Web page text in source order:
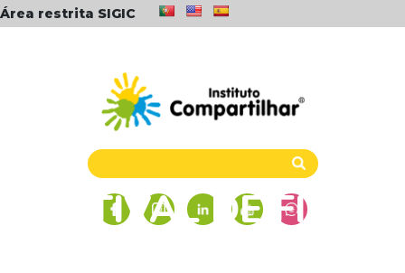
Área restrita SIGIC
FESTIVAL DE FINAL